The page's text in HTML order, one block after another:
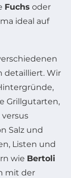
Fuchs oder
ideal auf
detailliert. Wir
Grillgutarten,
Salz und
Listen und
wie Bertoli
mit der